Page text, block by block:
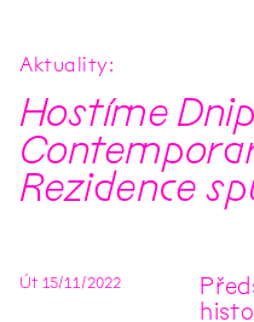
Aktuality
Hostíme
Rezidence
Út 15/11 /2022